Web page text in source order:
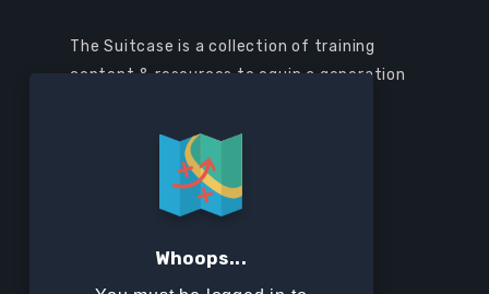
Whoops...
The Suitcase is a collection of training
content & resources to equip a generation